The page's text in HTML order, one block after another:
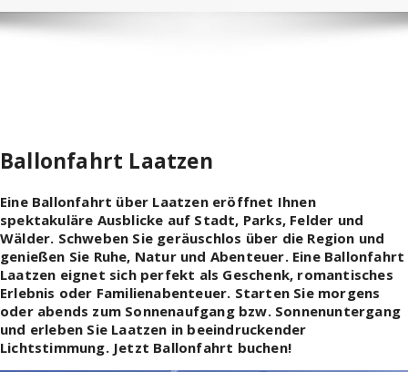
Ballonfahrt Laatzen
Eine Ballonfahrt über Laatzen eröffnet Ihnen
spektakuläre Ausblicke auf Stadt, Parks, Felder und
Wälder. Schweben Sie geräuschlos über die Region und
genießen Sie Ruhe, Natur und Abenteuer. Eine Ballonfahrt
Laatzen eignet sich perfekt als Geschenk, romantisches
Erlebnis oder Familienabenteuer. Starten Sie morgens
oder abends zum Sonnenaufgang bzw. Sonnenuntergang
und erleben Sie Laatzen in beeindruckender
Lichtstimmung. Jetzt Ballonfahrt buchen!